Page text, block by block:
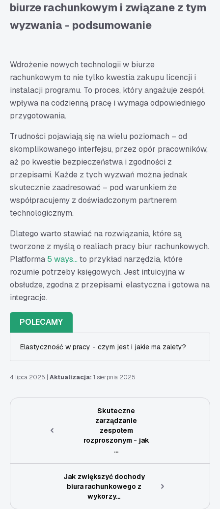
biurze rachunkowym i związane z tym
wyzwania - podsumowanie
Wdrożenie nowych technologii w biurze
rachunkowym to nie tylko kwestia zakupu licencji i
instalacji programu. To proces, który angażuje zespół,
wpływa na codzienną pracę i wymaga odpowiedniego
przygotowania.
Trudności pojawiają się na wielu poziomach – od
skomplikowanego interfejsu, przez opór pracowników,
aż po kwestie bezpieczeństwa i zgodności z
przepisami. Każde z tych wyzwań można jednak
skutecznie zaadresować – pod warunkiem że
współpracujemy z doświadczonym partnerem
technologicznym.
Dlatego warto stawiać na rozwiązania, które są
tworzone z myślą o realiach pracy biur rachunkowych.
Platforma 5 ways…to przykład narzędzia, które
rozumie potrzeby księgowych. Jest intuicyjna w
obsłudze, zgodna z przepisami, elastyczna i gotowa na
integracje.
POLECAMY
Elastyczność w pracy - czym jest i jakie ma zalety?
4 lipca 2025 Aktualizacja: 1 sierpnia 2025
Skuteczne
zarządzanie
zespołem
rozproszonym - jak
...
Jak zwiększyć dochody
biura rachunkowego z
wykorzy...